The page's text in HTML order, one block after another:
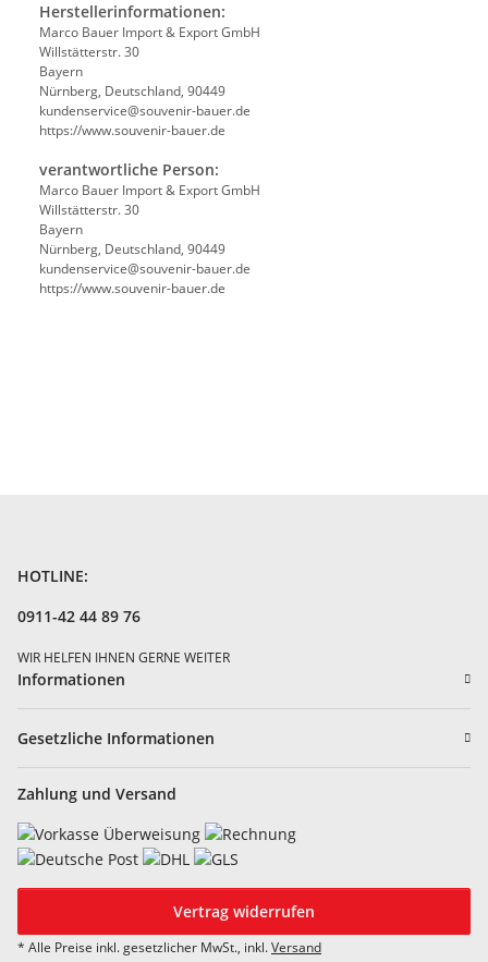
Herstellerinformationen:
Marco Bauer Import & Export GmbH
Willstätterstr. 30
Bayern
Nürnberg, Deutschland, 90449
kundenservice@souvenir-bauer.de
https://www.souvenir-bauer.de
verantwortliche Person:
Marco Bauer Import & Export GmbH
Willstätterstr. 30
Bayern
Nürnberg, Deutschland, 90449
kundenservice@souvenir-bauer.de
https://www.souvenir-bauer.de
HOTLINE:
0911-42 44 89 76
WIR HELFEN IHNEN GERNE WEITER
Informationen
Gesetzliche Informationen
Zahlung und Versand
Vertrag widerrufen
* Alle Preise inkl. gesetzlicher MwSt., inkl.Versand